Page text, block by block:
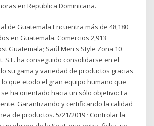
en Republica Dominicana.
de Guatemala Encuentra más de 48,180
en Guatemala. Comercios 2,913
Guatemala; Saúl Men's Style Zona 10
S.L. ha conseguido consolidarse en el
su gama y variedad de productos gracias
que etodo el gran equipo humano que
ha orientado hacia un sólo objetivo: La
Garantizando y certificando la calidad
de productos. 5/21/2019 · Controlar la